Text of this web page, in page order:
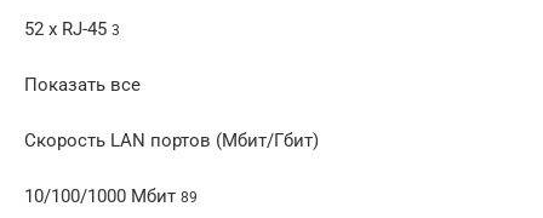
52 x RJ-45 3
Показать все
Скорость LAN портов (Мбит/Гбит)
10/100/1000 Мбит 89